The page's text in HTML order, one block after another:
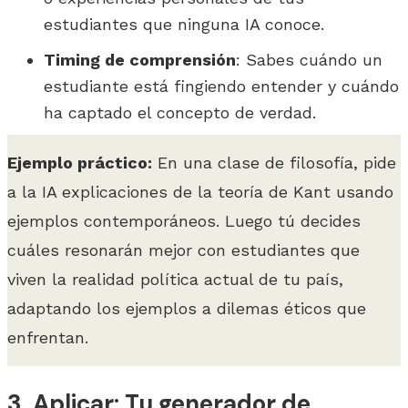
estudiantes que ninguna IA conoce.
Timing de comprensión: Sabes cuándo un
estudiante está fingiendo entender y cuándo
ha captado el concepto de verdad.
Ejemplo práctico: En una clase de filosofía, pide
a la IA explicaciones de la teoría de Kant usando
ejemplos contemporáneos. Luego tú decides
cuáles resonarán mejor con estudiantes que
viven la realidad política actual de tu país,
adaptando los ejemplos a dilemas éticos que
enfrentan.